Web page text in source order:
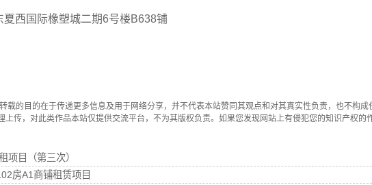
西国际橡塑城二期6号楼B638铺
载的目的在于传递更多信息及用于网络分享，并不代表本站赞同其观点和对其真实性负责，也不构成
传，对此类作品本站仅提供交流平台，不为其版权负责。如果您发现网站上有侵犯您的知识产权的
项目（第三次）
房A1商铺租赁项目